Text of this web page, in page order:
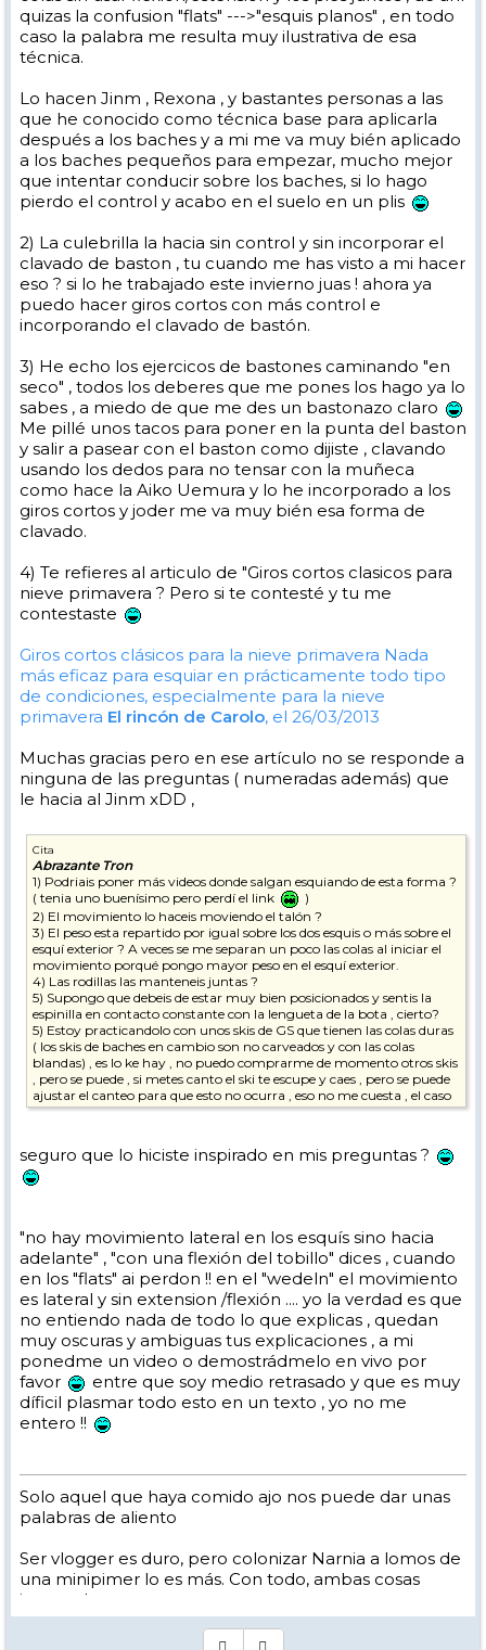
respuesta a todas las preguntas que hacías en el hilo del Juicio Final...
Ya no te digo más ná
quizas la confusion "flats" --->"esquis planos" , en todo
caso la palabra me resulta muy ilustrativa de esa
técnica.
Lo hacen Jinm , Rexona , y bastantes personas a las
que he conocido como técnica base para aplicarla
después a los baches y a mi me va muy bién aplicado
a los baches pequeños para empezar, mucho mejor
que intentar conducir sobre los baches, si lo hago
pierdo el control y acabo en el suelo en un plis
2) La culebrilla la hacia sin control y sin incorporar el
clavado de baston , tu cuando me has visto a mi hacer
eso ? si lo he trabajado este invierno juas ! ahora ya
puedo hacer giros cortos con más control e
incorporando el clavado de bastón.
3) He echo los ejercicos de bastones caminando "en
seco" , todos los deberes que me pones los hago ya lo
sabes , a miedo de que me des un bastonazo claro
Me pillé unos tacos para poner en la punta del baston
y salir a pasear con el baston como dijiste , clavando
usando los dedos para no tensar con la muñeca
como hace la Aiko Uemura y lo he incorporado a los
giros cortos y joder me va muy bién esa forma de
clavado.
4) Te refieres al articulo de "Giros cortos clasicos para
nieve primavera ? Pero si te contesté y tu me
contestaste
Giros cortos clásicos para la nieve primavera Nada
más eficaz para esquiar en prácticamente todo tipo
de condiciones, especialmente para la nieve
primavera El rincón de Carolo, el 26/03/2013
Muchas gracias pero en ese artículo no se responde a
ninguna de las preguntas ( numeradas además) que
le hacia al Jinm xDD ,
Cita
Abrazante Tron
1) Podriais poner más videos donde salgan esquiando de esta forma ?
( tenia uno buenísimo pero perdí el link
)
2) El movimiento lo haceis moviendo el talón ?
3) El peso esta repartido por igual sobre los dos esquis o más sobre el
esquí exterior ? A veces se me separan un poco las colas al iniciar el
movimiento porqué pongo mayor peso en el esquí exterior.
4) Las rodillas las manteneis juntas ?
5) Supongo que debeis de estar muy bien posicionados y sentis la
espinilla en contacto constante con la lengueta de la bota , cierto?
5) Estoy practicandolo con unos skis de GS que tienen las colas duras
( los skis de baches en cambio son no carveados y con las colas
blandas) , es lo ke hay , no puedo comprarme de momento otros skis
, pero se puede , si metes canto el ski te escupe y caes , pero se puede
ajustar el canteo para que esto no ocurra , eso no me cuesta , el caso
es que a veces me canso bastante y no se si es por mi falta de
seguro que lo hiciste inspirado en mis preguntas ?
"no hay movimiento lateral en los esquís sino hacia
adelante" , "con una flexión del tobillo" dices , cuando
en los "flats" ai perdon !! en el "wedeln" el movimiento
es lateral y sin extension /flexión .... yo la verdad es que
no entiendo nada de todo lo que explicas , quedan
muy oscuras y ambiguas tus explicaciones , a mi
ponedme un video o demostrádmelo en vivo por
favor
entre que soy medio retrasado y que es muy
díficil plasmar todo esto en un texto , yo no me
entero !!
Solo aquel que haya comido ajo nos puede dar unas
palabras de aliento
Ser vlogger es duro, pero colonizar Narnia a lomos de
una minipimer lo es más. Con todo, ambas cosas
intento hacer.
Yo hago esquí extremo : voy de extremo a extremo